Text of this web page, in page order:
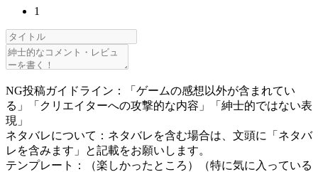
1
NG投稿ガイドライン：「ゲームの感想以外が含まれてい
る」「クリエイターへの攻撃的な内容」「紳士的ではない表
現」
ネタバレについて：ネタバレを含む場合は、文頭に「ネタバ
レを含みます」と記載をお願いします。
テンプレート：（楽しかったところ）（特に気に入っている